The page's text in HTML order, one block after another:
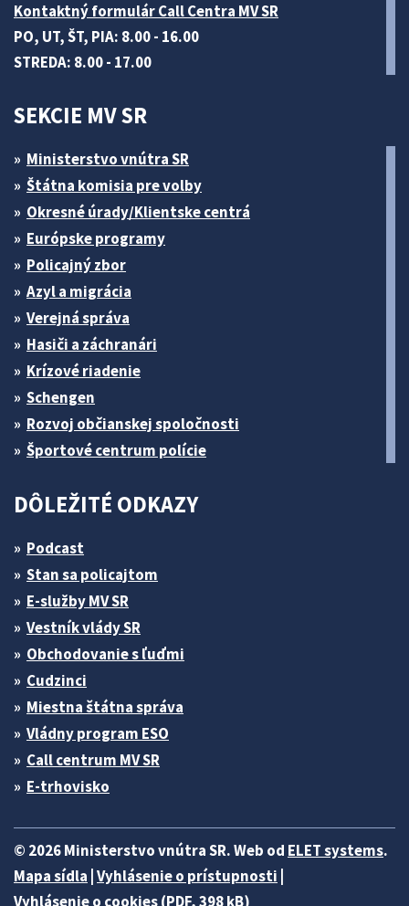
Kontaktný formulár Call Centra MV SR
PO, UT, ŠT, PIA: 8.00 - 16.00
STREDA: 8.00 - 17.00
SEKCIE MV SR
Ministerstvo vnútra SR
Štátna komisia pre volby
Okresné úrady/Klientske centrá
Európske programy
Policajný zbor
Azyl a migrácia
Verejná správa
Hasiči a záchranári
Krízové riadenie
Schengen
Rozvoj občianskej spoločnosti
Športové centrum polície
DÔLEŽITÉ ODKAZY
Podcast
Stan sa policajtom
E-služby MV SR
Vestník vlády SR
Obchodovanie s ľuďmi
Cudzinci
Miestna štátna správa
Vládny program ESO
Call centrum MV SR
E-trhovisko
© 2026 Ministerstvo vnútra SR. Web od ELET systems.
Mapa sídla Vyhlásenie o prístupnosti
Vyhlásenie o cookies (PDF, 398 kB)